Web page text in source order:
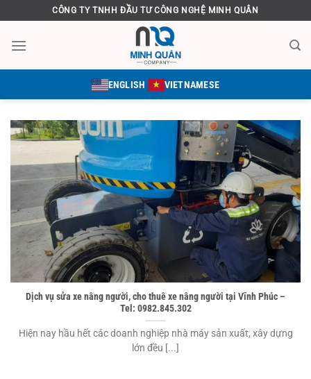
qua
nội
CÔNG TY TNHH ĐẦU TƯ CÔNG NGHỆ MINH QUÂN
ENGLISH VIETNAMESE
Dịch vụ sửa xe nâng người, cho thuê xe nâng người tại Vĩnh Phúc –
Tel: 0982.845.302
Hiện nay hầu hết các doanh nghiệp nhà máy sản xuất, xây dựng
lớn đều [...]